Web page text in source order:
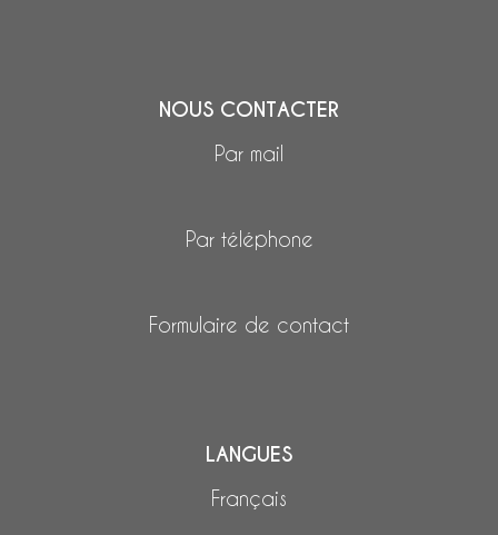
NOUS CONTACTER
Par mail
Par téléphone
Formulaire de contact
LANGUES
Français